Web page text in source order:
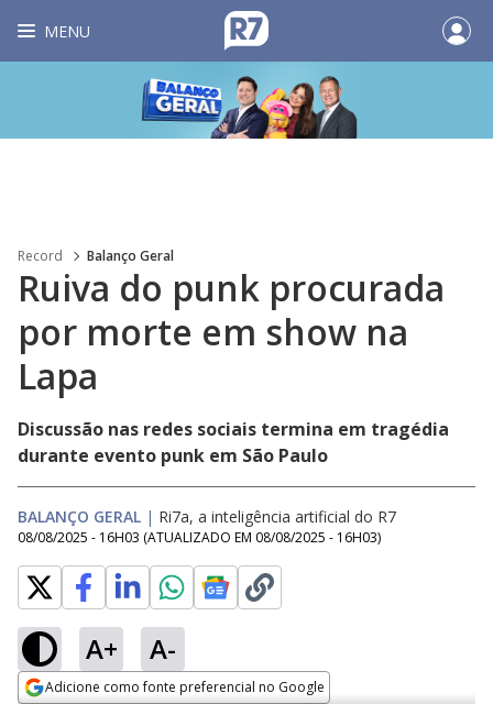
MENU
Record Balanço Geral
Ruiva do punk procurada
por morte em show na
Lapa
Discussão nas redes sociais termina em tragédia
durante evento punk em São Paulo
BALANÇO GERAL | Ri7a, a inteligência artificial do R7
08/08/2025 - 16H03 (ATUALIZADO EM 08/08/2025 - 16H03)
A+ A-
Adicione como fonte preferencial no Google